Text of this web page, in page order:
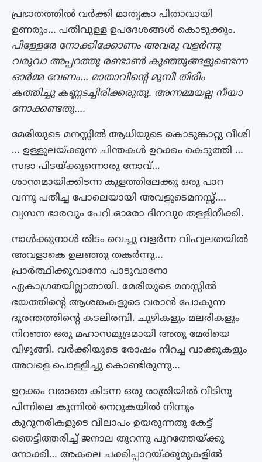
പ്രഭാതത്തിൽ വർക്കി മാതൃകാ പിതാവായി
ഉണരും… പതിവുള്ള ഉപദേശങ്ങൾ കൊടുക്കും.
പിള്ളേരേ നോക്കിക്കോണം അവരു വളർന്നു
വരുവാ അപ്പറത്തു രണ്ടാൺ കുഞ്ഞുങ്ങളുണ്ടെന്ന
ഓർമ്മ വേണം… മാതാവിന്റെ മുമ്പീ തിരീം
കത്തിച്ചു കണ്ണടച്ചിരിക്കരുതു. അന്നമ്മയല്ല നീയാ
നോക്കണ്ടതു….
മേരിയുടെ മനസ്സിൽ ആധിയുടെ കൊടുങ്കാറ്റു വീശി
… ഉള്ളുലയ്ക്കുന്ന ചിന്തകൾ ഉറക്കം കെടുത്തി …
സദാ പിടയ്ക്കുന്നൊരു നോവ്…
ശാന്തമായിക്കിടന്ന കുളത്തിലേക്കു ഒരു പാറ
വന്നു പതിച്ച പോലെയായി അവളുടെമനസ്സ്….
വ്യസന ഭാരവും പേറി ഓരോ ദിനവുo തള്ളിനീക്കി.
നാൾക്കുനാൾ തിടം വെച്ചു വളർന്ന വിഹ്വലതയിൽ
അവളാകെ ഉലഞ്ഞു തകർന്നു…
പ്രാർത്ഥിക്കുവാനോ പാടുവാനോ
ഏകാഗ്രതയില്ലാതായി. മേരിയുടെ മനസ്സിൽ
ഭയത്തിന്റെ ആശങ്കകളുടെ വരാൻ പോകുന്ന
ദുരന്തത്തിന്റെ കടലിരമ്പി. ചുഴികളും മലരികളും
നിറഞ്ഞ ഒരു മഹാസമുദ്രമായി അതു മേരിയെ
വിഴുങ്ങി. വർക്കിയുടെ രോഷം നിറച്ച വാക്കുകളും
അവളെ പൊള്ളിച്ചു കൊണ്ടിരുന്നു…
ഉറക്കം വരാതെ കിടന്ന ഒരു രാത്രിയിൽ വീടിനു
പിന്നിലെ കുന്നിൽ നെറുകയിൽ നിന്നും
കുറുനരികളുടെ വിലാപം ഉയരുന്നതു കേട്ട്
ഞെട്ടിത്തരിച്ച് ജനാല തുറന്നു പുറത്തേയ്ക്കു
നോക്കി… അകലെ ചക്കിപ്പാറയ്ക്കുമുകളിൽ